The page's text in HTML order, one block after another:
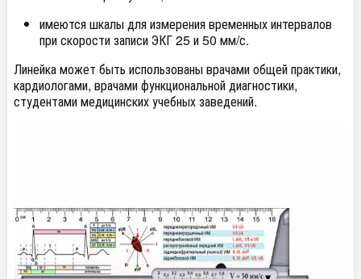
имеются шкалы для измерения временных интервалов
при скорости записи ЭКГ 25 и 50 мм/с.
Линейка может быть использованы врачами общей практики,
кардиологами, врачами функциональной диагностики,
студентами медицинских учебных заведений.